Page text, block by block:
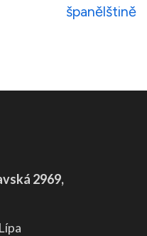
španělštině
2969,